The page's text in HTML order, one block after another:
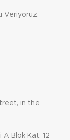
Veriyoruz.
in the
A Blok Kat: 12